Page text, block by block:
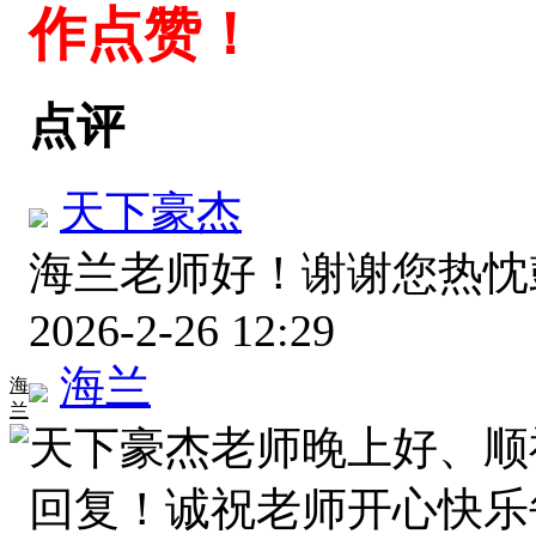
海
兰
作点赞！
点评
天下豪杰
海兰老师好！谢谢您热
2026-2-26 12:29
海兰
天下豪杰老师晚上好、
回复！诚祝老师开心快